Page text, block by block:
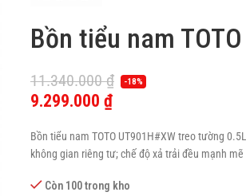
Bồn tiểu nam
11.340.000₫ -18%
9.299.000 ₫
Bồn tiểu nam TOTO UT901H#XW treo tường
không gian riêng tư; chế độ xả trải đều mạnh
Còn 100 trong kho